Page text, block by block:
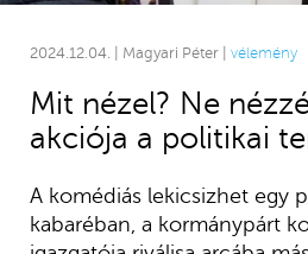
2024.12.04. | Magyari Péter | vélemény
Mit nézel? Ne
akciója a politikai
A komédiás lekicsizhet egy
kabaréban, a kormánypárt